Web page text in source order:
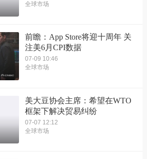
全球市场
前瞻：App Store将迎十周年 关
注美6月CPI数据
07-09 10:46
全球市场
美大豆协会主席：希望在WTO
框架下解决贸易纠纷
07-07 12:12
全球市场